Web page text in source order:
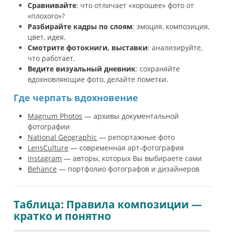
Сравнивайте: что отличает «хорошее» фото от
«плохого»?
Разбирайте кадры по слоям: эмоция, композиция,
цвет, идея.
Смотрите фотокниги, выставки: анализируйте,
что работает.
Ведите визуальный дневник: сохраняйте
вдохновляющие фото, делайте пометки.
Где черпать вдохновение
Magnum Photos — архивы документальной
фотографии
National Geographic — репортажные фото
LensCulture — современная арт-фотография
Instagram — авторы, которых Вы выбираете сами
Behance — портфолио фотографов и дизайнеров
Таблица: Правила композиции —
кратко и понятно